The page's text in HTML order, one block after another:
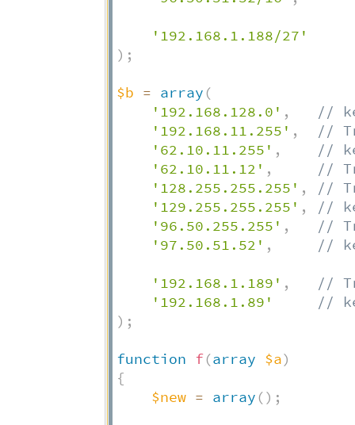
'192.168.1.188/27'
) ;
$b = array (
'192.168.128.0' ,
//
'192.168.11.255' ,
//
'62.10.11.255' ,
//
'62.10.11.12' ,
//
'128.255.255.255' ,
//
'129.255.255.255' ,
//
'96.50.255.255' ,
//
'97.50.51.52' , //
'192.168.1.189' ,
//
'192.168.1.89'
//
) ;
function f(array $a)
{
$new = array () ;